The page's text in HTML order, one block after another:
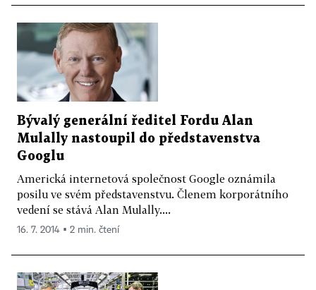
Bývalý generální ředitel Fordu Alan
Mulally nastoupil do představenstva
Googlu
Americká internetová společnost Google oznámila
posilu ve svém představenstvu. Členem korporátního
vedení se stává Alan Mulally....
16. 7. 2014 ▪ 2 min. čtení